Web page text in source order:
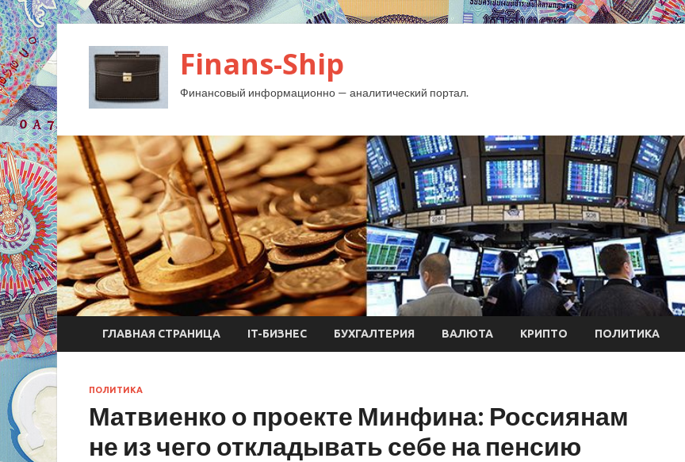
Finans-Ship
Финансовый информационно — аналитический портал.
ГЛАВНАЯ СТРАНИЦА IT-БИЗНЕС БУХГАЛТЕРИЯ ВАЛЮТА КРИПТО ПОЛИТИКА
ПОЛИТИКА
Матвиенко о проекте Минфина: Россиянам
не из чего откладывать себе на пенсию